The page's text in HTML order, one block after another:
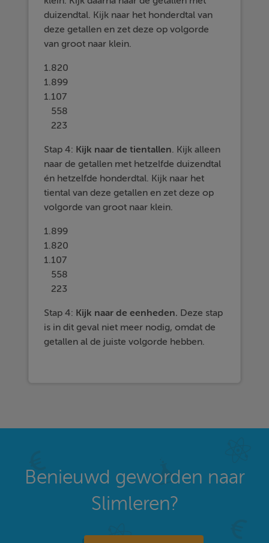
duizendtal. Kijk naar het honderdtal van
deze getallen en zet deze op volgorde
van groot naar klein.
1.820
1.899
1.107
558
223
Stap 4: Kijk naar de tientallen. Kijk alleen
naar de getallen met hetzelfde duizendtal
én hetzelfde honderdtal. Kijk naar het
tiental van deze getallen en zet deze op
volgorde van groot naar klein.
1.899
1.820
1.107
558
223
Stap 4: Kijk naar de eenheden. Deze stap
is in dit geval niet meer nodig, omdat de
getallen al de juiste volgorde hebben.
Benieuwd geworden naar
Slimleren?